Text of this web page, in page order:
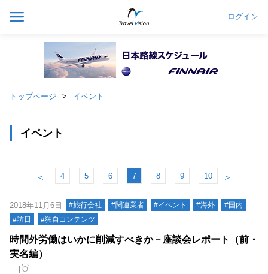
ログイン
トップページ イベント
イベント
＜ 4 5 6 7 8 9 10 ＞
2018年11月6日 #旅行会社 #関連業者 #イベント #海外
#国内
#訪日
#独自コンテンツ
時間外労働はいかに削減すべきか－座談会レポート（前・
実名編）